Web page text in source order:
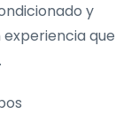
y
que